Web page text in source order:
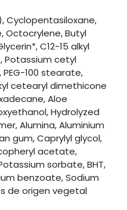
Cyclopentasiloxane,
Octocrylene, Butyl
C12-15 alkyl
Potassium cetyl
100 stearate,
cetearyl dimethicone
Aloe
Hydrolyzed
Alumina, Aluminium
gum, Caprylyl glycol,
acetate,
sorbate, BHT,
benzoate, Sodium
de origen vegetal